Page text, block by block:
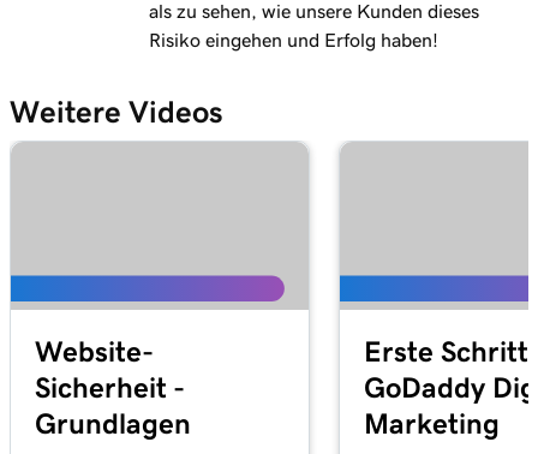
als zu sehen, wie unsere Kunden dieses
Risiko eingehen und Erfolg haben!
Weitere Videos
Website-
Sicherheit -
Grundlagen
Erste
GoDaddy
Marketing